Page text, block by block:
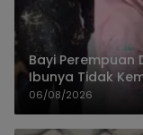
Bayi Perempuan
Ibunya Tidak
Keberadaan
06/08/2026